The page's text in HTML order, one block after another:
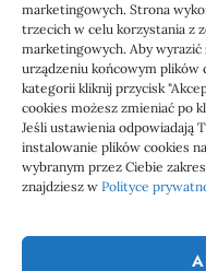
marketingowych. Strona
trzecich w celu korzystania z
marketingowych. Aby
urządzeniu końcowym plików
kategorii kliknij przycisk
cookies możesz zmieniać po
Jeśli ustawienia odpowiadają
instalowanie plików cookies
wybranym przez Ciebie
znajdziesz w Polityce
1000
1000 Wiadomości to
ciekawego, coś co go